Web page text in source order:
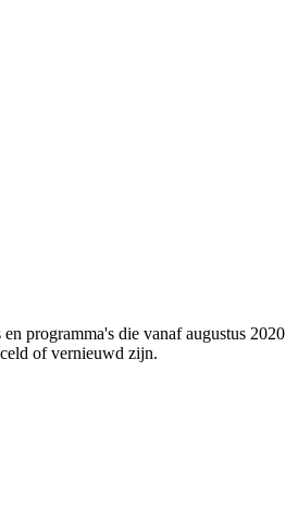
programma's die vanaf augustus 2020
of vernieuwd zijn.